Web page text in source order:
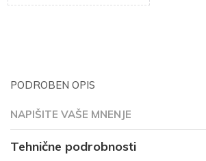
PODROBEN OPIS
NAPIŠITE VAŠE MNENJE
Tehnične podrobnosti